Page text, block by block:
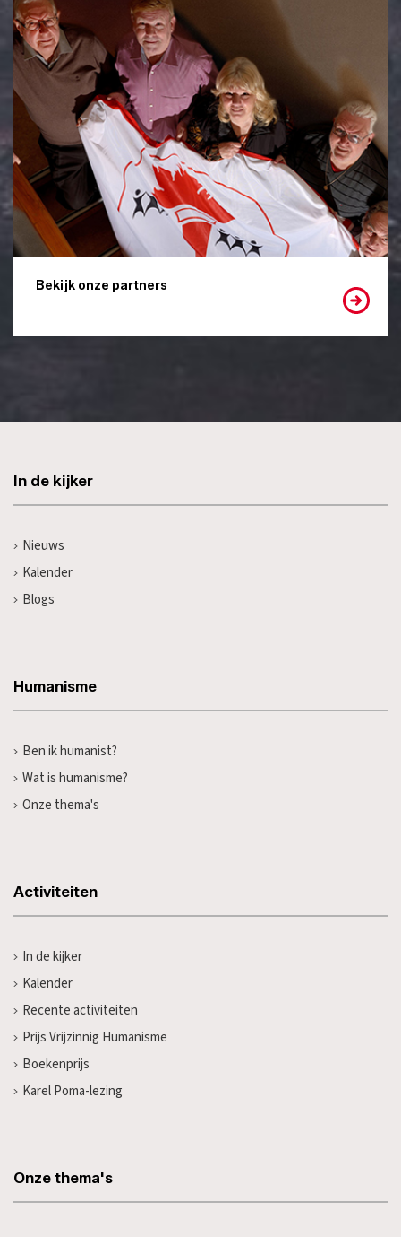
Bekijk onze partners
In de kijker
Nieuws
Kalender
Blogs
Humanisme
Ben ik humanist?
Wat is humanisme?
Onze thema's
Activiteiten
In de kijker
Kalender
Recente activiteiten
Prijs Vrijzinnig Humanisme
Boekenprijs
Karel Poma-lezing
Onze thema's